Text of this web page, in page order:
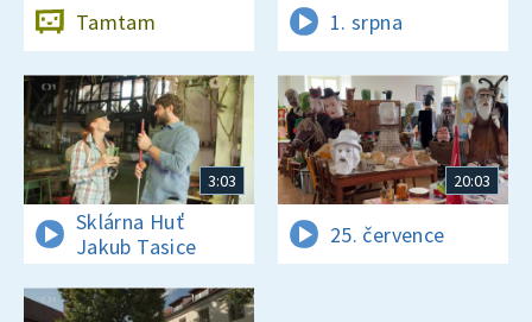
Tamtam 1. srpna
3:03
Sklárna Huť
Jakub Tasice
20:03
25. července